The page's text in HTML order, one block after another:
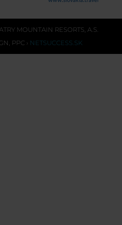
MOUNTAIN RESORTS, A.S.
PPC › NETSUCCESS.SK